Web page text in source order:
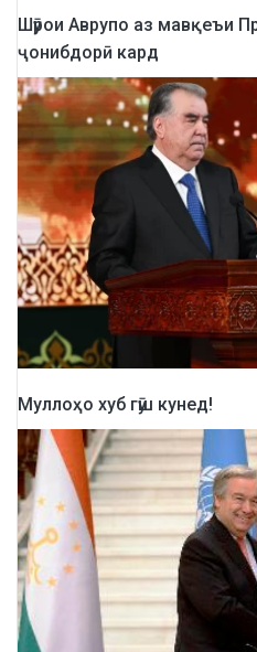
Шӯрои Аврупо аз мавқеъи
ҷонибдорӣ кард
Муллоҳо хуб гӯш кунед!